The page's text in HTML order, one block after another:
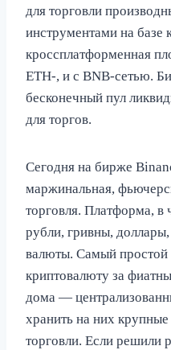
для торговли
инструментами на базе
кроссплатформенная
ETH-, и с BNB-сетью.
бесконечный пул
для торгов.
Сегодня на бирже
маржинальная,
торговля. Платформа, в
рубли, гривны,
валюты. Самый простой
криптовалюту за
дома —
хранить на них
торговли. Если решили